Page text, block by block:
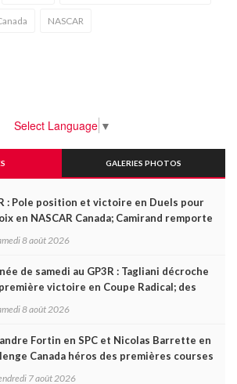
NASCAR
Select Language ▼
GALERIES PHOTOS
: Pole position et victoire en Duels pour
en NASCAR Canada; Camirand remporte
8 août 2026
de samedi au GP3R : Tagliani décroche
victoire en Coupe Radical; des
8 août 2026
Fortin en SPC et Nicolas Barrette en
Canada héros des premières courses
7 août 2026